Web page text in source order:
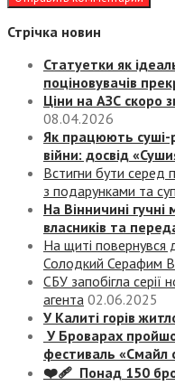
Стрічка новин
Статуетки як
поціновувачів
Ціни на АЗС скоро
08.04.2026
Як працюють суші-
війни: досвід
Встигни бути серед
з подарунками та
На Вінничині
власників та
На щиті повернувся
Солодкий Серафим
СБУ запобігла серії
агента 02.06.2025
У Калиті горів
У Броварах
фестиваль «Смайл
❤️‍🩹 Понад 150